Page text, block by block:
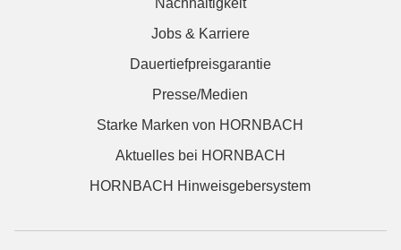
Nachhaltigkeit
Jobs & Karriere
Dauertiefpreisgarantie
Presse/Medien
Starke Marken von HORNBACH
Aktuelles bei HORNBACH
HORNBACH Hinweisgebersystem